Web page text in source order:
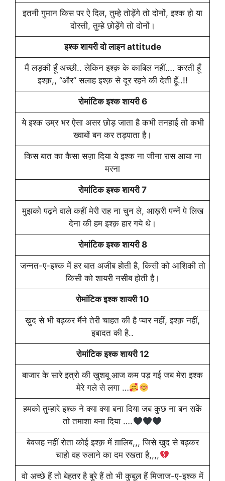
इतनी गुमान किस पर ऐ दिल, तुम्हे तोड़ेंगे तो दोनों, इश्क हो या
दोस्ती, तुम्हे छोड़ेंगे तो दोनों।
इश्क शायरी दो लाइन attitude
मैं लड़की हूँ अच्छी.. लेकिन इश्क़ के काबिल नहीं…. करती हूँ
इश्क़,, “और” सलाह इश्क़ से दूर रहने की देती हूँ..!!
रोमांटिक इश्क शायरी 6
ये इश्क उम्र भर ऐसा असर छोड़ जाता है कभी तनहाई तो कभी
ख्वाबों बन कर तड़पाता है।
किस बात का कैसा सज़ा दिया ये इश्क ना जीना रास आया ना
मरना
रोमांटिक इश्क शायरी 7
मुझको पढ़ने वाले कहीं मेरी राह ना चुन ले, आख़री पन्नें पे लिख
देना की हम इश्क़ हार गये थे।
रोमांटिक इश्क शायरी 8
जन्नत-ए-इश्क में हर बात अजीब होती है, किसी को आशिकी तो
किसी को शायरी नसीब होती है।
रोमांटिक इश्क शायरी 10
ख़ुद से भी बढ़कर मैंने तेरी चाहत की है प्यार नहीं, इश्क़ नहीं,
इबादत की है..
रोमांटिक इश्क शायरी 12
बाजार के सारे इत्रो की खुशबू आज कम पड़ गई जब मेरा इश्क
मेरे गले से लगा …
हमको तुम्हारे इश्क ने क्या क्या बना दिया जब कुछ ना बन सकें
तो तमाशा बना दिया ….
बेवजह नहीं रोता कोई इश्क़ में ग़ालिब,,, जिसे खुद से बढ़कर
चाहो वह रुलाने का दम रखता है,,,,
वो अच्छे हैं तो बेहतर है बुरे हैं तो भी कुबूल हैं मिजाज-ए-इश्क में